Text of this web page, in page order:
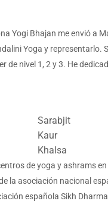
Yogi Bhajan me envió a
Yoga y representarlo.
de nivel 1, 2 y 3. He
Sarabjit
Kaur
Khalsa
de yoga y ashrams
la asociación nacional
española Sikh